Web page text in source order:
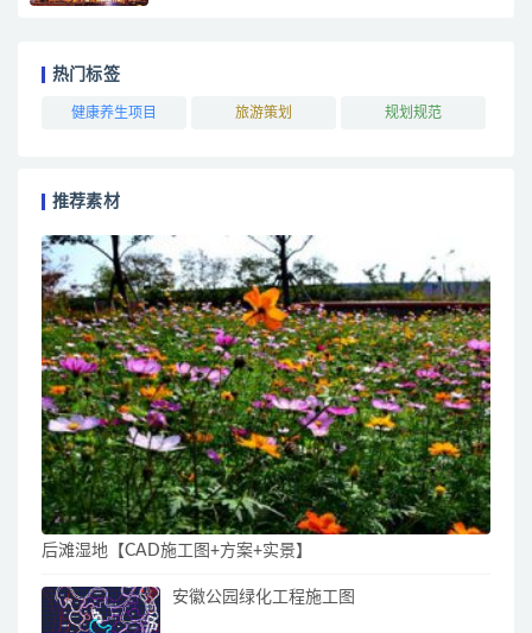
热门标签
健康养生项目 旅游策划 规划规范
推荐素材
后滩湿地【CAD施工图+方案+实景】
安徽公园绿化工程施工图